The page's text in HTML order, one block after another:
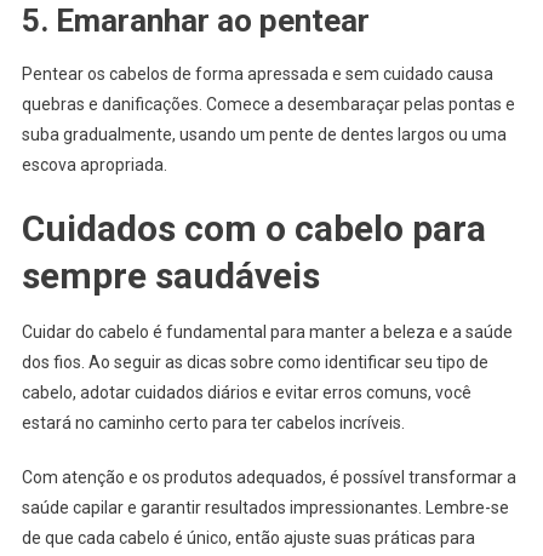
5. Emaranhar ao pentear
Pentear os cabelos de forma apressada e sem cuidado causa
quebras e danificações. Comece a desembaraçar pelas pontas e
suba gradualmente, usando um pente de dentes largos ou uma
escova apropriada.
Cuidados com o cabelo para
sempre saudáveis
Cuidar do cabelo é fundamental para manter a beleza e a saúde
dos fios. Ao seguir as dicas sobre como identificar seu tipo de
cabelo, adotar cuidados diários e evitar erros comuns, você
estará no caminho certo para ter cabelos incríveis.
Com atenção e os produtos adequados, é possível transformar a
saúde capilar e garantir resultados impressionantes. Lembre-se
de que cada cabelo é único, então ajuste suas práticas para